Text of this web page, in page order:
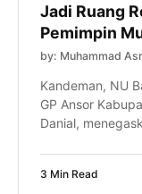
Jadi Ruang
Pemimpin
by: Muhammad
Kandeman, NU
GP Ansor
Danial,
intelektual,
3 Min Read